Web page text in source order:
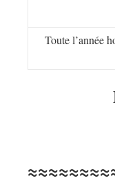
Toute l’année